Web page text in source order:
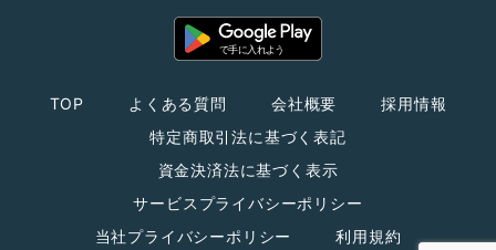
TOP よくある質問 会社概要
採用情報
特定商取引法に基づく表記
資金決済法に基づく表示
サービスプライバシーポリシー
当社プライバシーポリシー
利用規約